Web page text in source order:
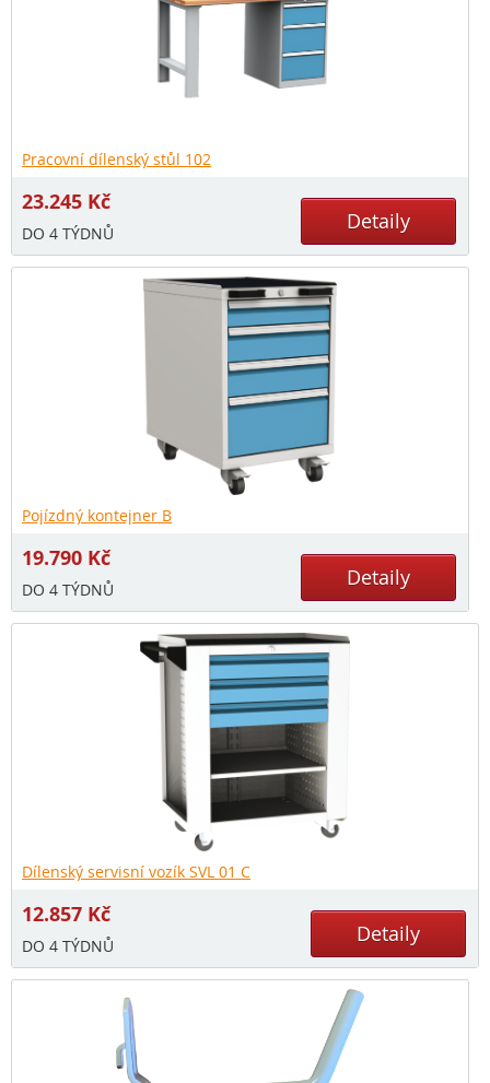
Pracovní dílenský stůl 102
23.245 Kč
DO 4 TÝDNŮ Detaily
Pojízdný kontejner B
19.790 Kč
DO 4 TÝDNŮ Detaily
Dílenský servisní vozík SVL 01 C
12.857 Kč
DO 4 TÝDNŮ Detaily